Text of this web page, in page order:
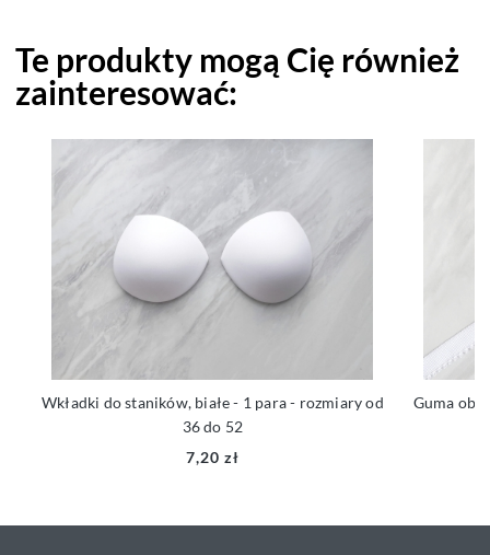
Te produkty mogą Cię również
zainteresować:
Wkładki do staników, białe - 1 para - rozmiary od
36 do 52
7,20 zł
Guma